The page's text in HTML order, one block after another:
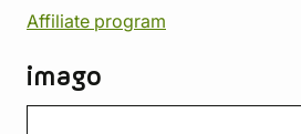
Affiliate program
imago